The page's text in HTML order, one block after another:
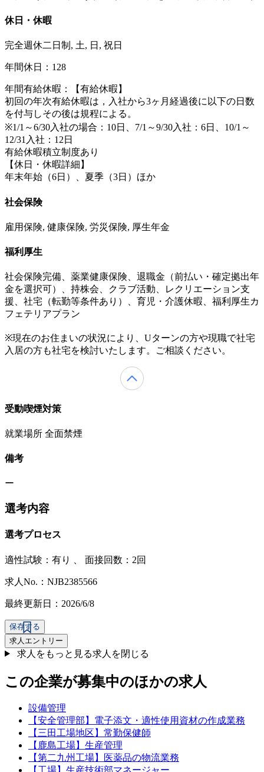
休日・休暇
完全週休二日制, 土, 日, 祝日
年間休日：128
年間有給休暇：【有給休暇】
初回の年次有給休暇は，入社から3ヶ月経過後に以下の日数
を付与しその後は規程による。
※1/1～6/30入社の場合：10日、7/1～9/30入社：6日、10/1～
12/31入社：12日
有給休暇積立制度あり
【休日・休暇詳細】
年末年始（6日）、夏季（3日）ほか
社会保険
雇用保険, 健康保険, 労災保険, 厚生年金
福利厚生
社会保険完備、薬業健康保険、退職金（前払い・確定拠出年
金を選択可）、持株会、クラブ活動、レクリエーション支
援、社宅（転勤等条件あり）、育児・介護休暇、福利厚生カ
フェテリアプラン
※現在のお住まいの状況により、Uターンの方や現職で社宅
入居の方も社宅を検討いたします。ご相談ください。
受動喫煙対策
就業場所 全面禁煙
備考
ー
選考内容
選考プロセス
適性試験： 有り 面接回数：2回
求人No.：NJB2385566
最終更新日：2026/6/8
保存する
求人エントリー
求人をもっと見る求人を閉じる
この企業が募集中のほかの求人
設備管理
【安全管理部】電子添文・適性使用資材の作成業務
【三田工場地区】常勤保健師
【鹿島工場】生産管理
【第二九州工場】医薬品の物流業務